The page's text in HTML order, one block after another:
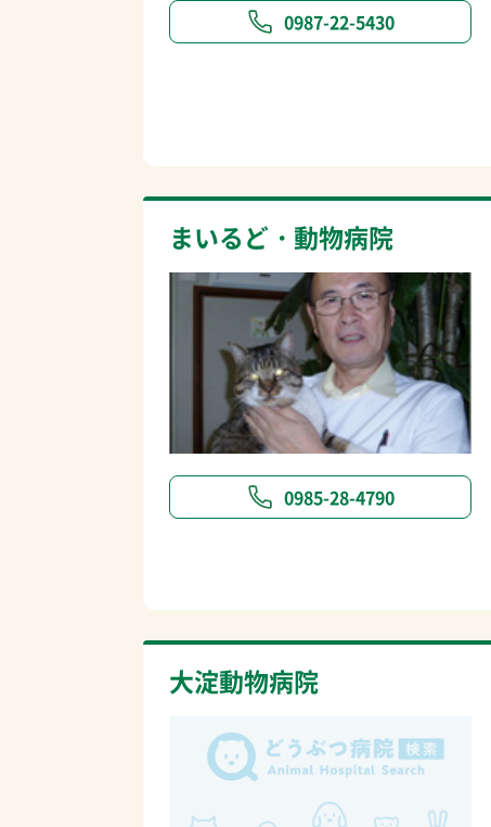
0987-22-5430
まいるど・動物病院
0985-28-4790
大淀動物病院